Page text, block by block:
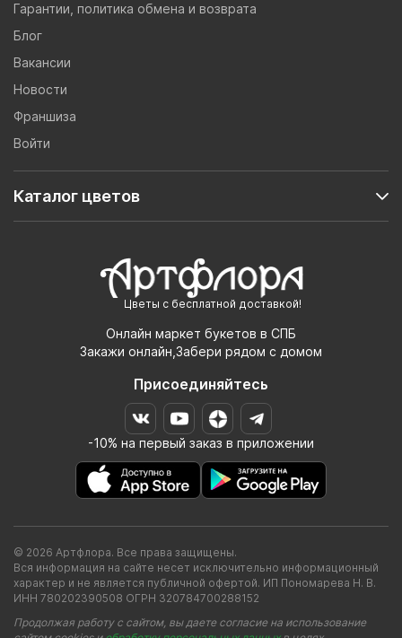
Цветы с бесплатной доставкой!
Онлайн маркет букетов в СПБ
Закажи онлайн,Забери рядом с домом
Присоединяйтесь
-10% на первый заказ в приложении
Гарантии, политика обмена и возврата
Блог
Вакансии
Новости
Франшиза
Войти
Каталог цветов
© 2026 Артфлора. Все права защищены.
Вся информация на сайте несет исключительно информационный
характер и не является публичной офертой. ИП Пономарева Н. В.
ИНН 780202390508 ОГРН 320784700288152
Продолжая работу с сайтом, вы даете согласие на использование